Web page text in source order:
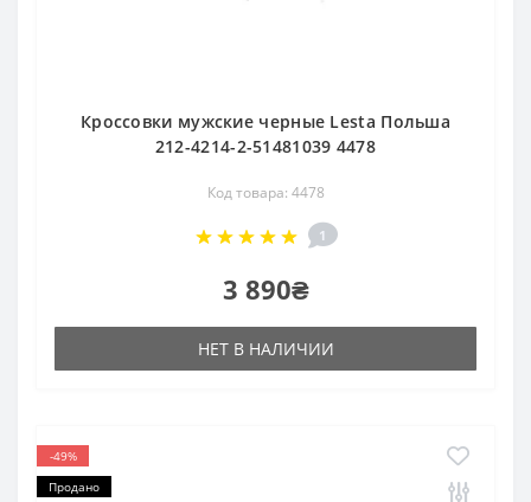
Кроссовки мужские черные Lesta Польша
212-4214-2-51481039 4478
Код товара: 4478
1
3 890₴
НЕТ В НАЛИЧИИ
-49%
Продано